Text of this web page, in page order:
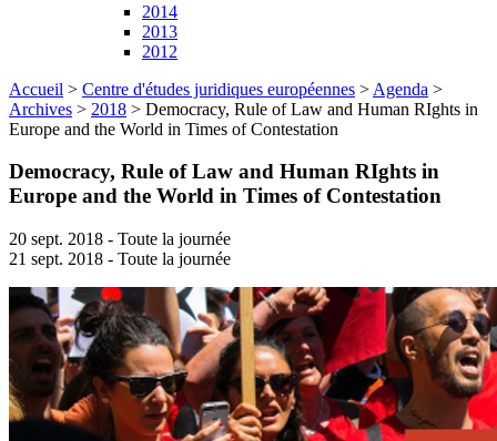
2014
2013
2012
Accueil > Centre d'études juridiques européennes > Agenda >
Archives > 2018 > Democracy, Rule of Law and Human RIghts in
Europe and the World in Times of Contestation
Democracy, Rule of Law and Human RIghts in
Europe and the World in Times of Contestation
20 sept. 2018 - Toute la journée
21 sept. 2018 - Toute la journée